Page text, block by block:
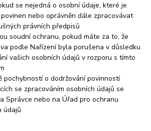
se nejedná o osobní údaje, které je
nebo oprávněn dále zpracovávat
právních předpisů
soudní ochranu, pokud máte za to, že
podle Nařízení byla porušena v důsledku
vašich osobních údajů v rozporu s tímto
pochybností o dodržování povinností
se zpracováním osobních údajů se
Správce nebo na Úřad pro ochranu
údajů